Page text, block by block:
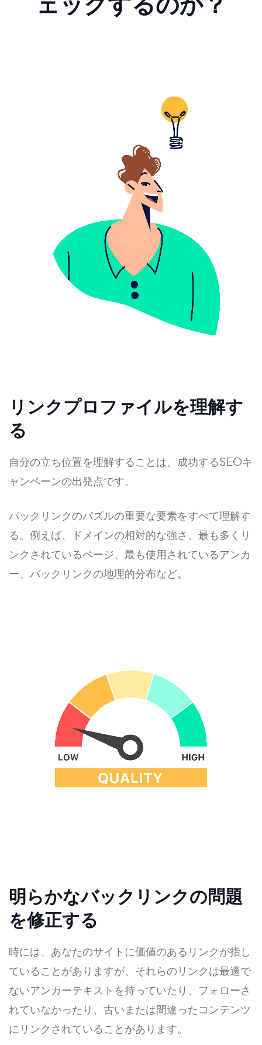
リンクプロファイルを理解す
る
自分の立ち位置を理解することは、成功するSEOキ
ャンペーンの出発点です。
バックリンクのパズルの重要な要素をすべて理解す
る。例えば、ドメインの相対的な強さ、最も多くリ
ンクされているページ、最も使用されているアンカ
ー、バックリンクの地理的分布など。
明らかなバックリンクの問題
を修正する
時には、あなたのサイトに価値のあるリンクが指し
ていることがありますが、それらのリンクは最適で
ないアンカーテキストを持っていたり、フォローさ
れていなかったり、古いまたは間違ったコンテンツ
にリンクされていることがあります。